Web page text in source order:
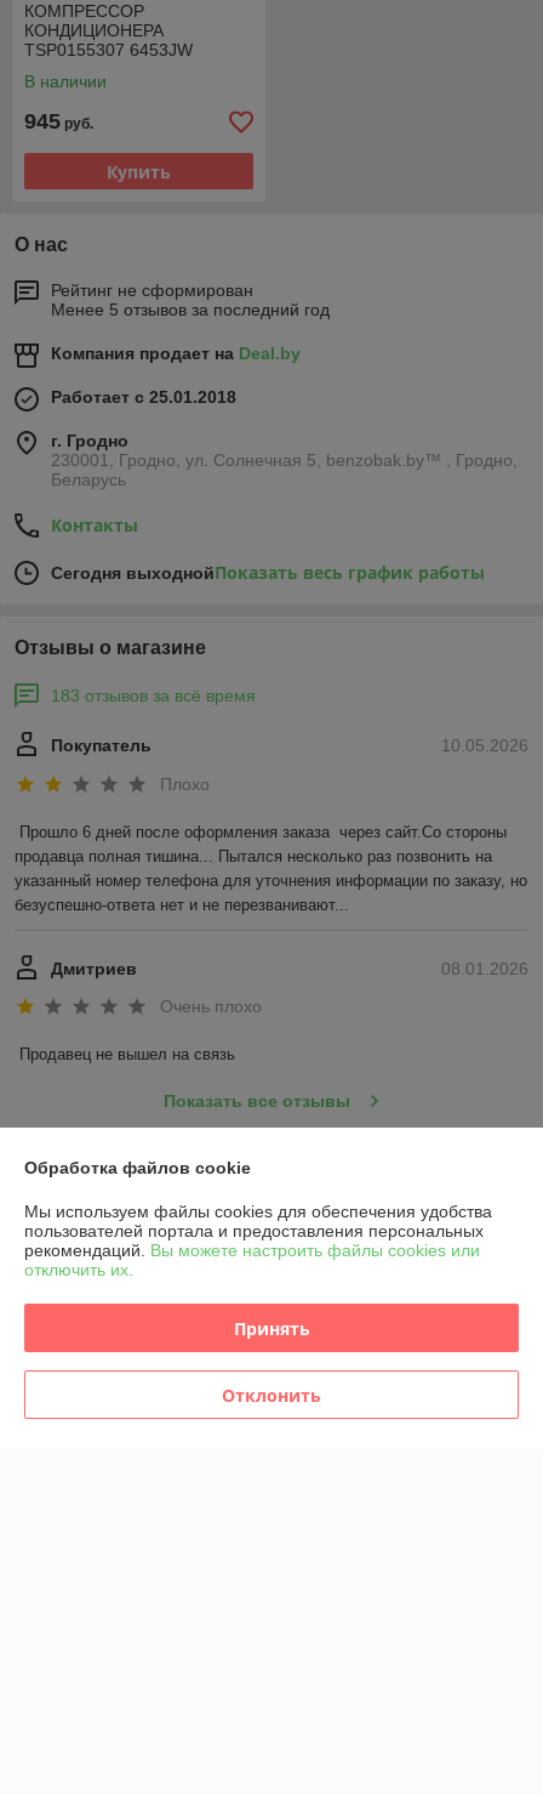
КОМПРЕССОР
КОНДИЦИОНЕРА
TSP0155307 6453JW
PEUGEOT 2.0 HDI
В наличии
945 руб.
Купить
О нас
Рейтинг не сформирован
Менее 5 отзывов за последний год
Компания продает на Deal.by
Работает с 25.01.2018
г. Гродно
230001, Гродно, ул. Солнечная 5, benzobak.by™ , Гродно,
Беларусь
Контакты
Сегодня выходнойПоказать весь график работы
Отзывы о магазине
183 отзывов за всё время
10.05.2026
Покупатель
Плохо
Прошло 6 дней после оформления заказа  через сайт.Со стороны
продавца полная тишина... Пытался несколько раз позвонить на
указанный номер телефона для уточнения информации по заказу, но
безуспешно-ответа нет и не перезванивают...
08.01.2026
Дмитриев
Очень плохо
Продавец не вышел на связь
Показать все отзывы
О нас
Контакты
График работы
Обработка файлов cookie
Мы используем файлы cookies для обеспечения удобства
пользователей портала и предоставления персональных
рекомендаций. Вы можете настроить файлы cookies или
отключить их.
Принять
Отклонить